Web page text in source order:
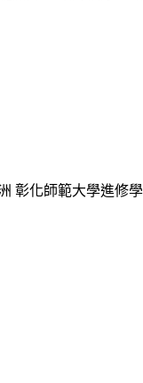
彰化師範大學進修